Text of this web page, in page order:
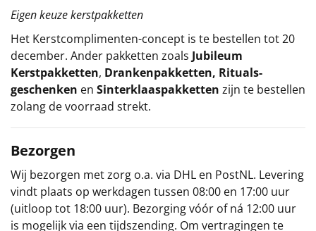
Eigen keuze kerstpakketten
Het Kerstcomplimenten-concept is te bestellen tot 20
december. Ander pakketten zoals Jubileum
Kerstpakketten, Drankenpakketten, Rituals-
geschenken en Sinterklaaspakketten zijn te bestellen
zolang de voorraad strekt.
Bezorgen
Wij bezorgen met zorg o.a. via DHL en PostNL. Levering
vindt plaats op werkdagen tussen 08:00 en 17:00 uur
(uitloop tot 18:00 uur). Bezorging vóór of ná 12:00 uur
is mogelijk via een tijdszending. Om vertragingen te